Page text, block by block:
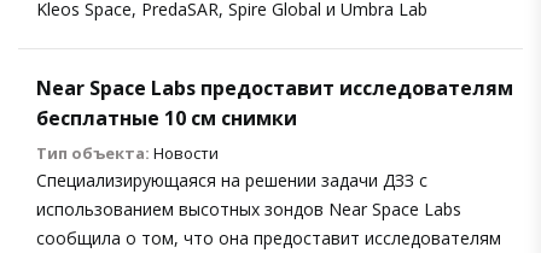
Kleos Space, PredaSAR, Spire Global и Umbra Lab
Near Space Labs предоставит исследователям
бесплатные 10 см снимки
Тип объекта: Новости
Специализирующаяся на решении задачи ДЗЗ с
использованием высотных зондов Near Space Labs
сообщила о том, что она предоставит исследователям